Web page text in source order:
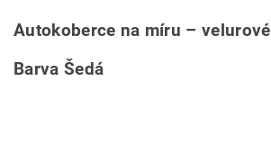
Autokoberce na míru – velurové
Barva Šedá